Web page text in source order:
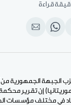
Share
WhatsApp
انشر
الإيميل
الجبهة الجمهورية من
إن تقرير
في مختلف مؤسسات